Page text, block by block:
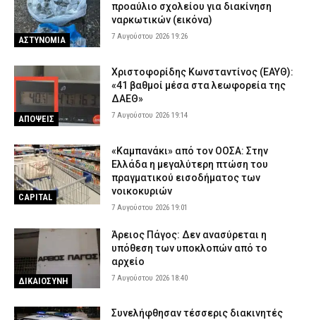
ΑΣΤΥΝΟΜΙΑ
προαύλιο σχολείου για διακίνηση
ναρκωτικών (εικόνα)
7 Αυγούστου 2026 19:26
ΑΠΟΨΕΙΣ
Χριστοφορίδης Κωνσταντίνος (ΕΑΥΘ):
«41 βαθμοί μέσα στα λεωφορεία της
ΔΑΕΘ»
7 Αυγούστου 2026 19:14
CAPITAL
«Καμπανάκι» από τον ΟΟΣΑ: Στην
Ελλάδα η μεγαλύτερη πτώση του
πραγματικού εισοδήματος των
νοικοκυριών
7 Αυγούστου 2026 19:01
ΔΙΚΑΙΟΣΥΝΗ
Άρειος Πάγος: Δεν ανασύρεται η
υπόθεση των υποκλοπών από το
αρχείο
7 Αυγούστου 2026 18:40
Συνελήφθησαν τέσσερις διακινητές